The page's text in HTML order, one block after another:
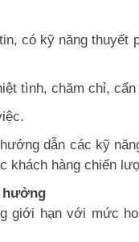
có kỹ năng thuyết
tình, chăm chỉ, cẩn
dẫn các kỹ
khách hàng chiến
hưởng
giới hạn với mức